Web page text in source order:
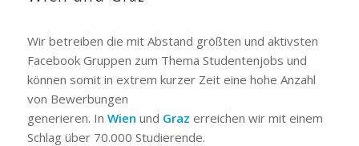
Wir betreiben die mit Abstand größten und aktivsten
Facebook Gruppen zum Thema Studentenjobs und
können somit in extrem kurzer Zeit eine hohe Anzahl
von Bewerbungen
generieren. In Wien und Graz erreichen wir mit einem
Schlag über 70.000 Studierende.